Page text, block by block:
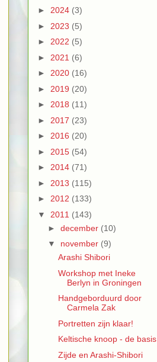
► 2024 (3)
► 2023 (5)
► 2022 (5)
► 2021 (6)
► 2020 (16)
► 2019 (20)
► 2018 (11)
► 2017 (23)
► 2016 (20)
► 2015 (54)
► 2014 (71)
► 2013 (115)
► 2012 (133)
▼ 2011 (143)
► december (10)
▼ november (9)
Arashi Shibori
Workshop met Ineke
Berlyn in Groningen
Handgeborduurd door
Carmela Zak
Portretten zijn klaar!
Keltische knoop - de basis
Zijde en Arashi-Shibori